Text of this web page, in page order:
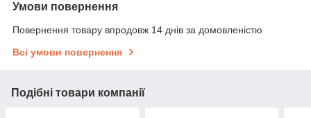
Умови повернення
Повернення товару впродовж 14 днів за домовленістю
Всі умови повернення
Подібні товари компанії